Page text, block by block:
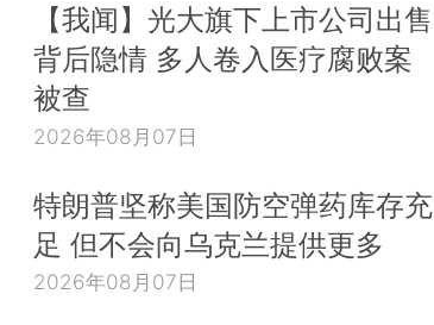
【我闻】光大旗下上市公司出售
背后隐情 多人卷入医疗腐败案
被查
2026年08月07日
特朗普坚称美国防空弹药库存充
足 但不会向乌克兰提供更多
2026年08月07日